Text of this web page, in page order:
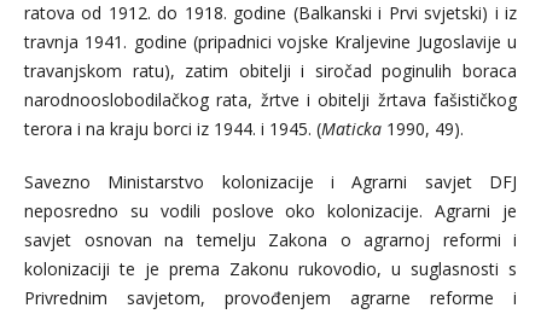
ratova od 1912. do 1918. godine (Balkanski i Prvi svjetski) i iz
travnja 1941. godine (pripadnici vojske Kraljevine Jugoslavije u
travanjskom ratu), zatim obitelji i siročad poginulih boraca
narodnooslobodilačkog rata, žrtve i obitelji žrtava fašističkog
terora i na kraju borci iz 1944. i 1945. (Maticka 1990, 49).
Savezno Ministarstvo kolonizacije i Agrarni savjet DFJ
neposredno su vodili poslove oko kolonizacije. Agrarni je
savjet osnovan na temelju Zakona o agrarnoj reformi i
kolonizaciji te je prema Zakonu rukovodio, u suglasnosti s
Privrednim savjetom, provođenjem agrarne reforme i